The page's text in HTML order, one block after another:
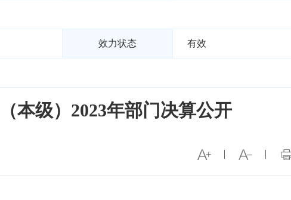
效力状态 有效
本级）2023年部门决算公开